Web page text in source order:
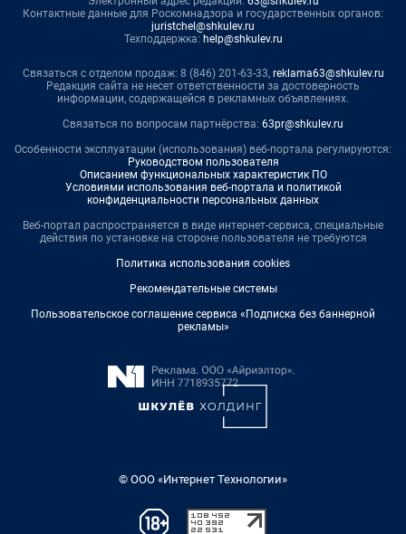
Контактные данные для Роскомнадзора и государственных органов:
juristchel@shkulev.ru
Техподдержка: help@shkulev.ru
Связаться с отделом продаж: 8 (846) 201-63-33, reklama63@shkulev.ru
Редакция сайта не несет ответственности за достоверность
информации, содержащейся в рекламных объявлениях.
Связаться по вопросам партнёрства: 63pr@shkulev.ru
Особенности эксплуатации (использования) веб-портала регулируются:
Руководством пользователя
Описанием функциональных характеристик ПО
Условиями использования веб-портала и политикой
конфиденциальности персональных данных
Веб-портал распространяется в виде интернет-сервиса, специальные
действия по установке на стороне пользователя не требуются
Политика использования cookies
Рекомендательные системы
Пользовательское соглашение сервиса «Подписка без баннерной
рекламы»
© ООО «Интернет Технологии»